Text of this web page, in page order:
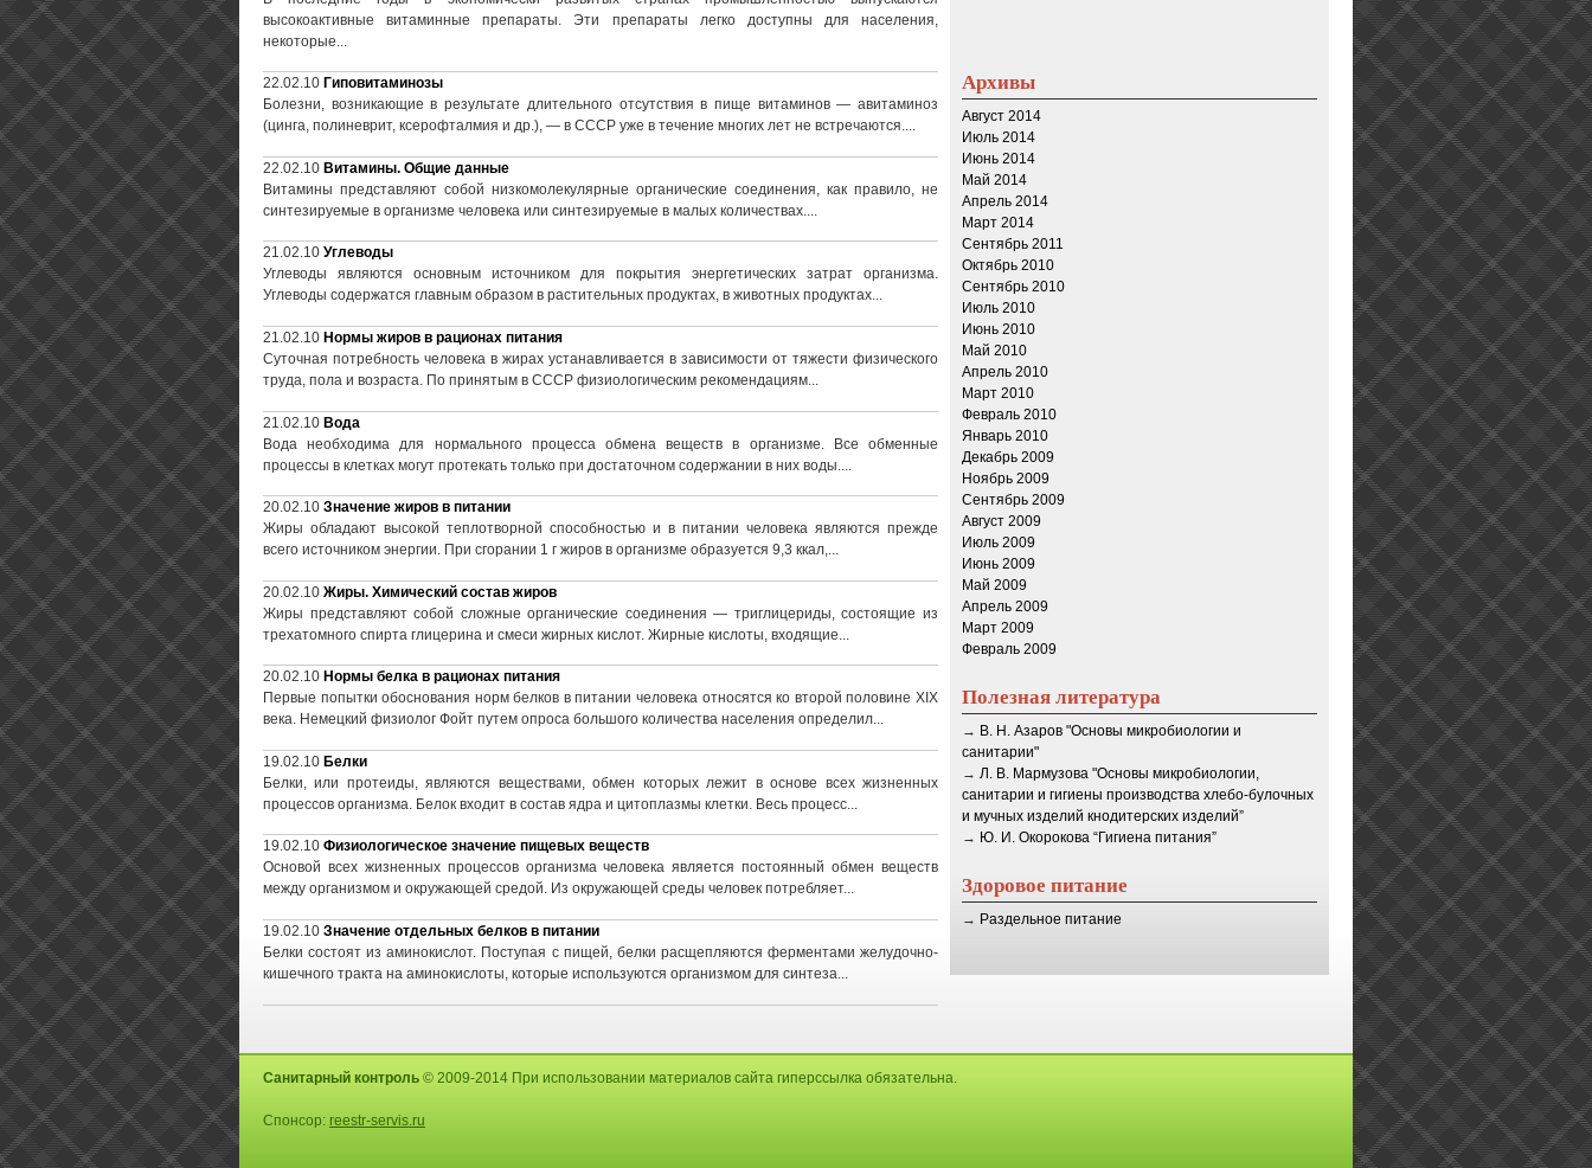
высокоактивные витаминные препараты. Эти препараты легко доступны для населения,
некоторые...
22.02.10 Гиповитаминозы
Болезни, возникающие в результате длительного отсутствия в пище витаминов — авитаминоз
(цинга, полиневрит, ксерофталмия и др.), — в СССР уже в течение многих лет не встречаются....
22.02.10 Витамины. Общие данные
Витамины представляют собой низкомолекулярные органические соединения, как правило, не
синтезируемые в организме человека или синтезируемые в малых количествах....
21.02.10 Углеводы
Углеводы являются основным источником для покрытия энергетических затрат организма.
Углеводы содержатся главным образом в растительных продуктах, в животных продуктах...
21.02.10 Нормы жиров в рационах питания
Суточная потребность человека в жирах устанавливается в зависимости от тяжести физического
труда, пола и возраста. По принятым в СССР физиологическим рекомендациям...
21.02.10 Вода
Вода необходима для нормального процесса обмена веществ в организме. Все обменные
процессы в клетках могут протекать только при достаточном содержании в них воды....
20.02.10 Значение жиров в питании
Жиры обладают высокой теплотворной способностью и в питании человека являются прежде
всего источником энергии. При сгорании 1 г жиров в организме образуется 9,3 ккал,...
20.02.10 Жиры. Химический состав жиров
Жиры представляют собой сложные органические соединения — триглицериды, состоящие из
трехатомного спирта глицерина и смеси жирных кислот. Жирные кислоты, входящие...
20.02.10 Нормы белка в рационах питания
Первые попытки обоснования норм белков в питании человека относятся ко второй половине XIX
века. Немецкий физиолог Фойт путем опроса большого количества населения определил...
19.02.10 Белки
Белки, или протеиды, являются веществами, обмен которых лежит в основе всех жизненных
процессов организма. Белок входит в состав ядра и цитоплазмы клетки. Весь процесс...
19.02.10 Физиологическое значение пищевых веществ
Основой всех жизненных процессов организма человека является постоянный обмен веществ
между организмом и окружающей средой. Из окружающей среды человек потребляет...
19.02.10 Значение отдельных белков в питании
Белки состоят из аминокислот. Поступая с пищей, белки расщепляются ферментами желудочно-
кишечного тракта на аминокислоты, которые используются организмом для синтеза...
Архивы
Август 2014
Июль 2014
Июнь 2014
Май 2014
Апрель 2014
Март 2014
Сентябрь 2011
Октябрь 2010
Сентябрь 2010
Июль 2010
Июнь 2010
Май 2010
Апрель 2010
Март 2010
Февраль 2010
Январь 2010
Декабрь 2009
Ноябрь 2009
Сентябрь 2009
Август 2009
Июль 2009
Июнь 2009
Май 2009
Апрель 2009
Март 2009
Февраль 2009
Полезная литература
→ В. Н. Азаров "Основы микробиологии и
санитарии"
→ Л. В. Мармузова "Основы микробиологии,
санитарии и гигиены производства хлебо-булочных
и мучных изделий кнодитерских изделий”
→ Ю. И. Окорокова “Гигиена питания”
Здоровое питание
→ Раздельное питание
Санитарный контроль © 2009-2014 При использовании материалов сайта гиперссылка обязательна.
Спонсор: reestr-servis.ru